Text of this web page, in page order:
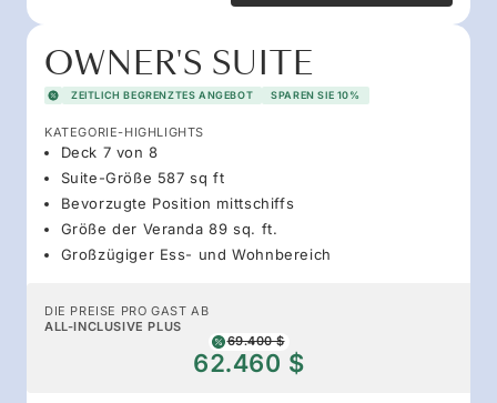
OWNER'S SUITE
ZEITLICH BEGRENZTES ANGEBOT SPAREN SIE 10%
KATEGORIE-HIGHLIGHTS
Deck 7 von 8
Suite-Größe 587 sq ft
Bevorzugte Position mittschiffs
Größe der Veranda 89 sq. ft.
Großzügiger Ess- und Wohnbereich
DIE PREISE PRO GAST AB
ALL-INCLUSIVE PLUS
69.400 $
62.460 $